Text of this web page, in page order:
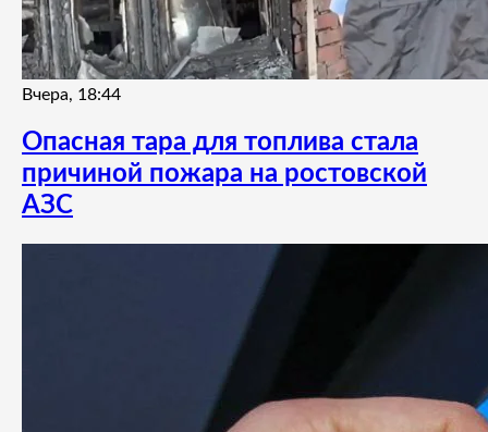
Вчера, 18:44
Опасная тара для топлива стала
причиной пожара на ростовской
АЗС